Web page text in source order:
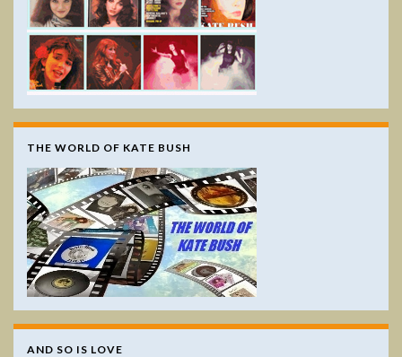
THE WORLD OF KATE BUSH
AND SO IS LOVE